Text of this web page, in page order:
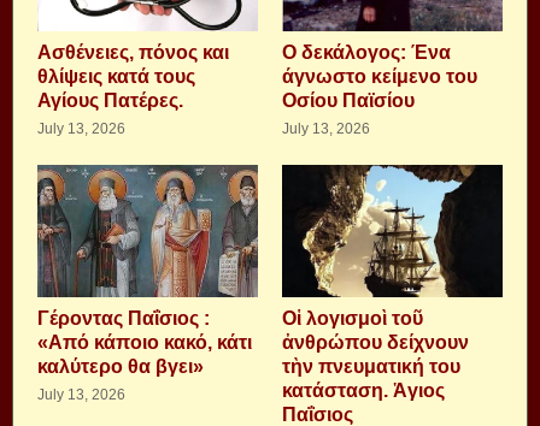
Aσθένειες, πόνος και
θλίψεις κατά τους
Αγίους Πατέρες.
July 13, 2026
Ο δεκάλογος: Ένα
άγνωστο κείμενο του
Οσίου Παϊσίου
July 13, 2026
Γέροντας Παΐσιος :
«Από κάποιο κακό, κάτι
καλύτερο θα βγει»
July 13, 2026
Οἱ λογισμοὶ τοῦ
ἀνθρώπου δείχνουν
τὴν πνευματική του
κατάσταση. Ἁγιος
Παΐσιος